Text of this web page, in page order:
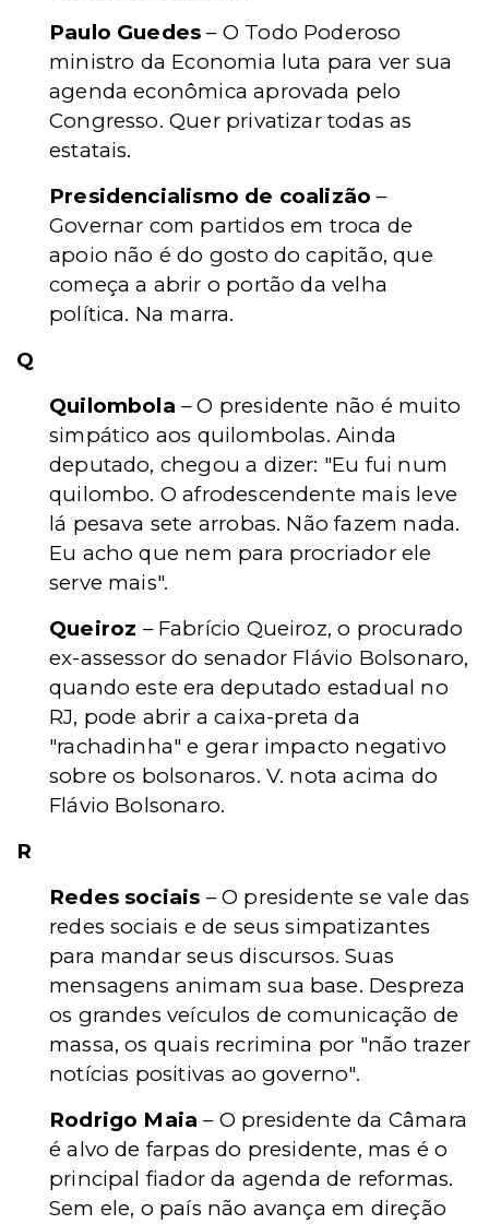
Paulo Guedes – O Todo Poderoso
ministro da Economia luta para ver sua
agenda econômica aprovada pelo
Congresso. Quer privatizar todas as
estatais.
Presidencialismo de coalizão –
Governar com partidos em troca de
apoio não é do gosto do capitão, que
começa a abrir o portão da velha
política. Na marra.
Q
Quilombola – O presidente não é muito
simpático aos quilombolas. Ainda
deputado, chegou a dizer: "Eu fui num
quilombo. O afrodescendente mais leve
lá pesava sete arrobas. Não fazem nada.
Eu acho que nem para procriador ele
serve mais".
Queiroz – Fabrício Queiroz, o procurado
ex-assessor do senador Flávio Bolsonaro,
quando este era deputado estadual no
RJ, pode abrir a caixa-preta da
"rachadinha" e gerar impacto negativo
sobre os bolsonaros. V. nota acima do
Flávio Bolsonaro.
R
Redes sociais – O presidente se vale das
redes sociais e de seus simpatizantes
para mandar seus discursos. Suas
mensagens animam sua base. Despreza
os grandes veículos de comunicação de
massa, os quais recrimina por "não trazer
notícias positivas ao governo".
Rodrigo Maia – O presidente da Câmara
é alvo de farpas do presidente, mas é o
principal fiador da agenda de reformas.
Sem ele, o país não avança em direção